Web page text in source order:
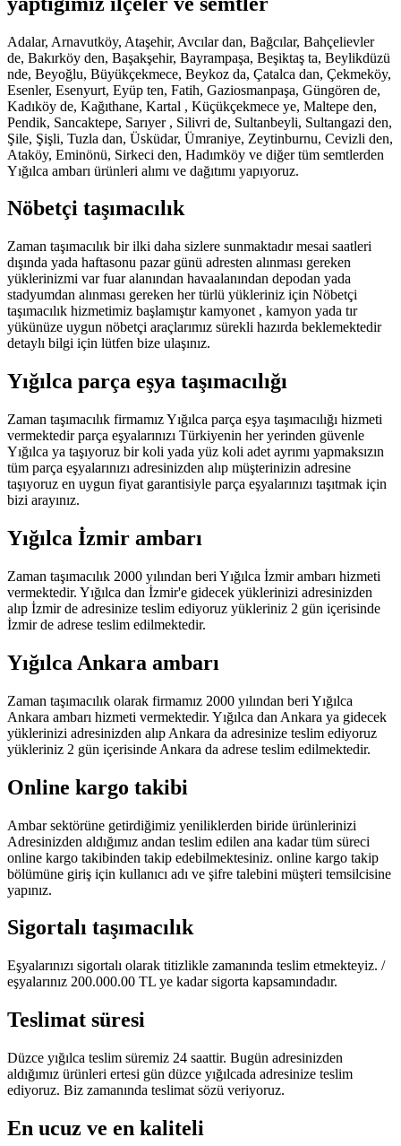
Adalar, Arnavutköy, Ataşehir, Avcılar dan, Bağcılar, Bahçelievler
de, Bakırköy den, Başakşehir, Bayrampaşa, Beşiktaş ta, Beylikdüzü
nde, Beyoğlu, Büyükçekmece, Beykoz da, Çatalca dan, Çekmeköy,
Esenler, Esenyurt, Eyüp ten, Fatih, Gaziosmanpaşa, Güngören de,
Kadıköy de, Kağıthane, Kartal , Küçükçekmece ye, Maltepe den,
Pendik, Sancaktepe, Sarıyer , Silivri de, Sultanbeyli, Sultangazi den,
Şile, Şişli, Tuzla dan, Üsküdar, Ümraniye, Zeytinburnu, Cevizli den,
Ataköy, Eminönü, Sirkeci den, Hadımköy ve diğer tüm semtlerden
Yığılca ambarı ürünleri alımı ve dağıtımı yapıyoruz.
Nöbetçi taşımacılık
Zaman taşımacılık bir ilki daha sizlere sunmaktadır mesai saatleri
dışında yada haftasonu pazar günü adresten alınması gereken
yüklerinizmi var fuar alanından havaalanından depodan yada
stadyumdan alınması gereken her türlü yükleriniz için Nöbetçi
taşımacılık hizmetimiz başlamıştır kamyonet , kamyon yada tır
yükünüze uygun nöbetçi araçlarımız sürekli hazırda beklemektedir
detaylı bilgi için lütfen bize ulaşınız.
Yığılca parça eşya taşımacılığı
Zaman taşımacılık firmamız Yığılca parça eşya taşımacılığı hizmeti
vermektedir parça eşyalarınızı Türkiyenin her yerinden güvenle
Yığılca ya taşıyoruz bir koli yada yüz koli adet ayrımı yapmaksızın
tüm parça eşyalarınızı adresinizden alıp müşterinizin adresine
taşıyoruz en uygun fiyat garantisiyle parça eşyalarınızı taşıtmak için
bizi arayınız.
Yığılca İzmir ambarı
Zaman taşımacılık 2000 yılından beri Yığılca İzmir ambarı hizmeti
vermektedir. Yığılca dan İzmir'e gidecek yüklerinizi adresinizden
alıp İzmir de adresinize teslim ediyoruz yükleriniz 2 gün içerisinde
İzmir de adrese teslim edilmektedir.
Yığılca Ankara ambarı
Zaman taşımacılık olarak firmamız 2000 yılından beri Yığılca
Ankara ambarı hizmeti vermektedir. Yığılca dan Ankara ya gidecek
yüklerinizi adresinizden alıp Ankara da adresinize teslim ediyoruz
yükleriniz 2 gün içerisinde Ankara da adrese teslim edilmektedir.
Online kargo takibi
Ambar sektörüne getirdiğimiz yeniliklerden biride ürünlerinizi
Adresinizden aldığımız andan teslim edilen ana kadar tüm süreci
online kargo takibinden takip edebilmektesiniz. online kargo takip
bölümüne giriş için kullanıcı adı ve şifre talebini müşteri temsilcisine
yapınız.
Sigortalı taşımacılık
Eşyalarınızı sigortalı olarak titizlikle zamanında teslim etmekteyiz. /
eşyalarınız 200.000.00 TL ye kadar sigorta kapsamındadır.
Teslimat süresi
Düzce yığılca teslim süremiz 24 saattir. Bugün adresinizden
aldığımız ürünleri ertesi gün düzce yığılcada adresinize teslim
ediyoruz. Biz zamanında teslimat sözü veriyoruz.
En ucuz ve en kaliteli